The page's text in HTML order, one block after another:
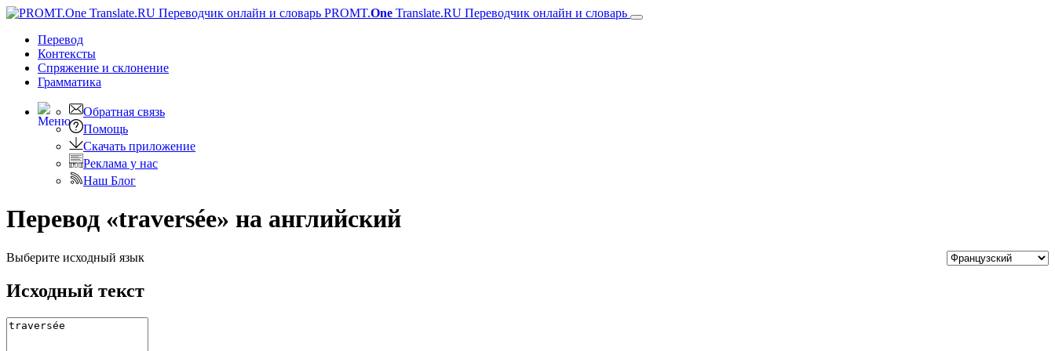
PROMT.One Translate.RU Переводчик онлайн и словарь
Перевод
Контексты
Спряжение и склонение
Грамматика
Обратная связь
Помощь
Скачать приложение
Реклама у нас
Наш Блог
Перевод «traversée» на английский
Выберите исходный язык
Исходный текст